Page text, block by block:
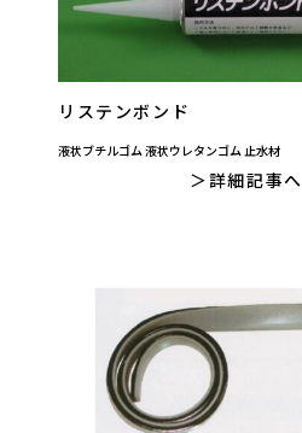
リステンボンド
液状ブチルゴム 液状ウレタンゴム 止水材
詳細記事へ